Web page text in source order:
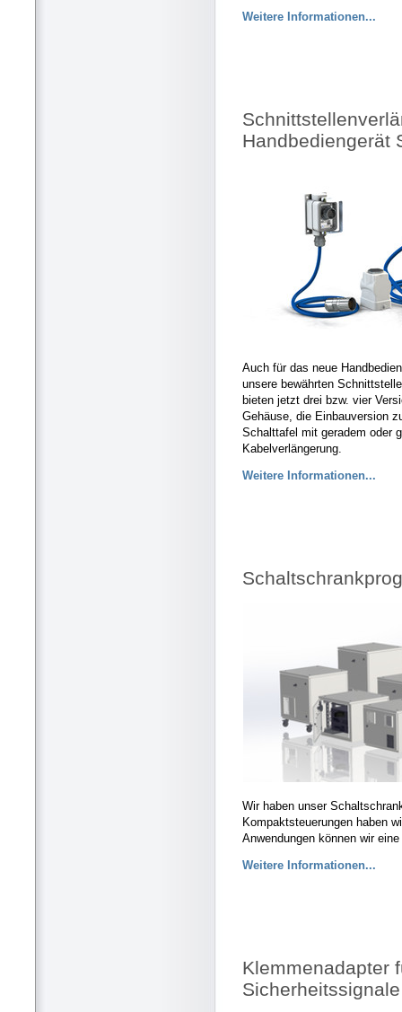
Weitere Informationen...
Handbediengerät
Auch für das neue
unsere bewährten
bieten jetzt drei bzw. vier
Gehäuse, die Einbauversion
Schalttafel mit geradem oder
Kabelverlängerung.
Weitere Informationen...
Wir haben unser
Kompaktsteuerungen haben
Anwendungen können wir
Weitere Informationen...
Klemmenadapter